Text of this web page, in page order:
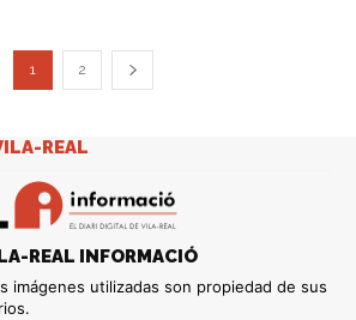
1 2
REAL
REAL INFORMACIÓ
imágenes utilizadas son propiedad de sus